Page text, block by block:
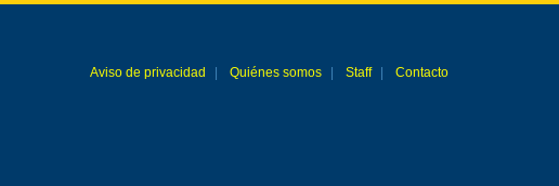
Aviso de privacidad Quiénes somos Staff Contacto